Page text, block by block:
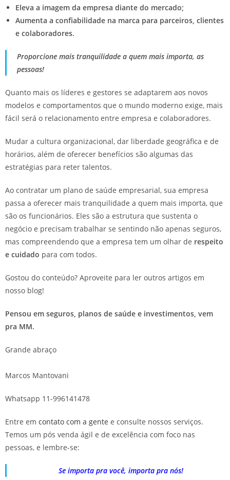
Eleva a imagem da empresa diante do mercado;
Aumenta a confiabilidade na marca para parceiros, clientes
e colaboradores.
Proporcione mais tranquilidade a quem mais importa, as
pessoas!
Quanto mais os líderes e gestores se adaptarem aos novos
modelos e comportamentos que o mundo moderno exige, mais
fácil será o relacionamento entre empresa e colaboradores.
Mudar a cultura organizacional, dar liberdade geográfica e de
horários, além de oferecer benefícios são algumas das
estratégias para reter talentos.
Ao contratar um plano de saúde empresarial, sua empresa
passa a oferecer mais tranquilidade a quem mais importa, que
são os funcionários. Eles são a estrutura que sustenta o
negócio e precisam trabalhar se sentindo não apenas seguros,
mas compreendendo que a empresa tem um olhar de respeito
e cuidado para com todos.
Gostou do conteúdo? Aproveite para ler outros artigos em
nosso blog!
Pensou em seguros, planos de saúde e investimentos, vem
pra MM.
Grande abraço
Marcos Mantovani
Whatsapp 11-996141478
Entre em contato com a gente e consulte nossos serviços.
Temos um pós venda ágil e de excelência com foco nas
pessoas, e lembre-se:
Se importa pra você, importa pra nós!